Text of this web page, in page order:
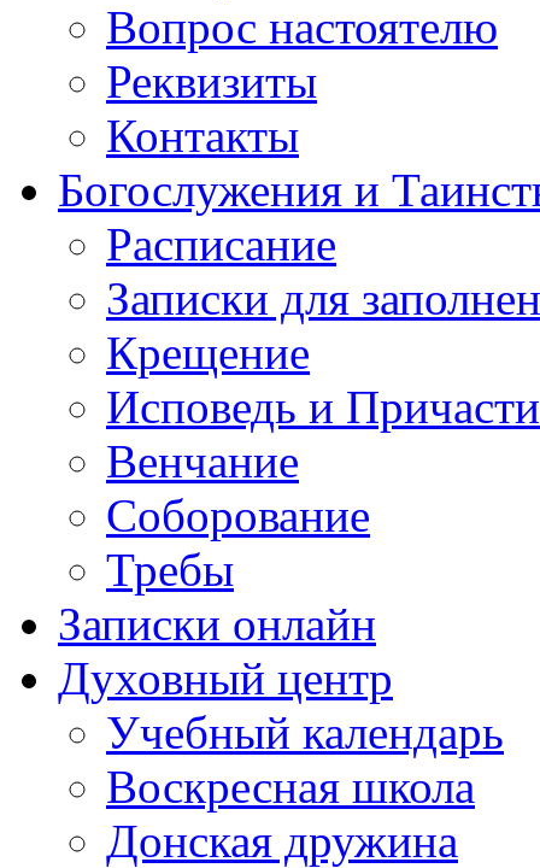
Вопрос настоятелю
Реквизиты
Контакты
Богослужения и
Расписание
Записки для
Крещение
Исповедь и
Венчание
Соборование
Требы
Записки онлайн
Духовный центр
Учебный календарь
Воскресная школа
Донская дружина